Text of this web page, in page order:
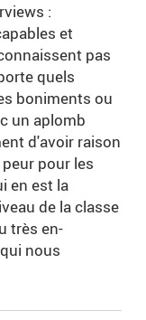
:
et
pas
quels
boniments ou
un aplomb
d'avoir raison
pour les
en est la
de la classe
très en-
nous